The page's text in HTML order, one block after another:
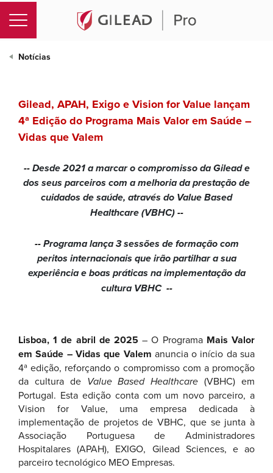
Mais Valor em
Notícias
Gilead, APAH, Exigo e Vision for Value lançam
4ª Edição do Programa Mais Valor em Saúde –
Vidas que Valem
--Desde 2021 a marcar o compromisso da Gilead e
dos seus parceiros com a melhoria da prestação de
cuidados de saúde, através do Value Based
Healthcare (VBHC)--
--Programa lança 3 sessões de formação com
peritos internacionais que irão partilhar a sua
experiência e boas práticas na implementação da
cultura VBHC --
Lisboa, 1 de abril de 2025 – O Programa Mais Valor
em Saúde – Vidas que Valem anuncia o início da sua
4ª edição, reforçando o compromisso com a promoção
da cultura deValue Based Healthcare (VBHC) em
Portugal. Esta edição conta com um novo parceiro, a
Vision for Value, uma empresa dedicada à
implementação de projetos de VBHC, que se junta à
Associação Portuguesa de Administradores
Hospitalares (APAH), EXIGO, Gilead Sciences, e ao
parceiro tecnológico MEO Empresas.